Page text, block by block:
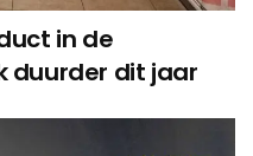
in de
duurder dit jaar